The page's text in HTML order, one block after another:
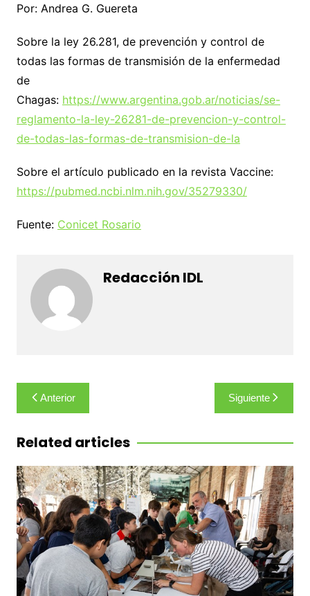
Por: Andrea G. Guereta
Sobre la ley 26.281, de prevención y control de
todas las formas de transmisión de la enfermedad
de
Chagas: https://www.argentina.gob.ar/noticias/se-
reglamento-la-ley-26281-de-prevencion-y-control-
de-todas-las-formas-de-transmision-de-la
Sobre el artículo publicado en la revista Vaccine:
https://pubmed.ncbi.nlm.nih.gov/35279330/
Fuente: Conicet Rosario
Redacción IDL
Navegación
de
entradas
Anterior Siguiente
Related articles